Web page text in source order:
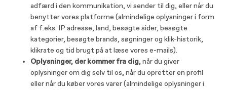
adfærd i den kommunikation, vi sender til dig, eller når du
benytter vores platforme (almindelige oplysninger i form
af f.eks. IP adresse, land, besøgte sider, besøgte
kategorier, besøgte brands, søgninger og klik-historik,
klikrate og tid brugt på at læse vores e-mails).
Oplysninger, der kommer fra dig,når du giver
oplysninger om dig selv til os, når du opretter en profil
eller når du køber vores varer (almindelige oplysninger i